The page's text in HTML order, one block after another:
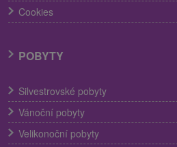
Cookies
POBYTY
Silvestrovské pobyty
Vánoční pobyty
Velikonoční pobyty